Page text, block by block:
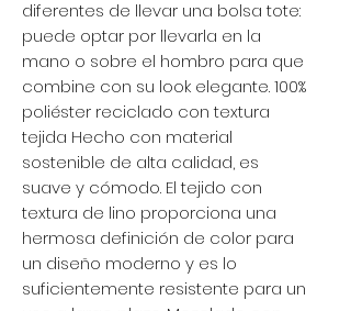
diferentes de llevar una bolsa tote:
puede optar por llevarla en la
mano o sobre el hombro para que
combine con su look elegante. 100%
poliéster reciclado con textura
tejida Hecho con material
sostenible de alta calidad, es
suave y cómodo. El tejido con
textura de lino proporciona una
hermosa definición de color para
un diseño moderno y es lo
suficientemente resistente para un